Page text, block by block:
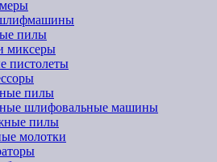
пилы
миксеры
пистолеты
пилы
шлифовальные машины
пилы
молотки